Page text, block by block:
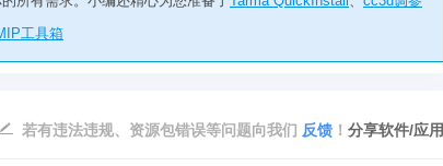
工具箱
分享软件/应用
若有违法违规、资源包错误等问题向我们 反馈 ！